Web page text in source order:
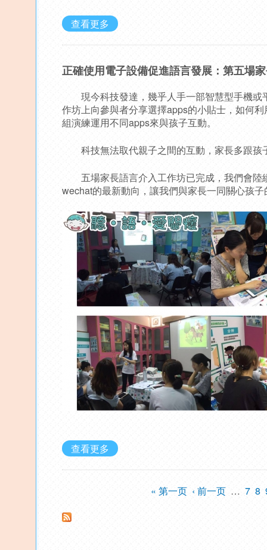
查看更多
正確使用電子設備促進語言發展：第五場
現今科技發達，幾乎人手一部智慧型手機或
作坊上向參與者分享選擇apps的小貼士，如何
組演練運用不同apps來與孩子互動。
科技無法取代親子之間的互動，家長多跟孩
五場家長語言介入工作坊已完成，我們會陸
wechat的最新動向，讓我們與家長一同關心孩
查看更多
« 第一页 ‹ 前一页 … 7 8